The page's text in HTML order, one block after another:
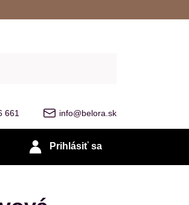
661 info@belora.sk
Prihlásiť sa